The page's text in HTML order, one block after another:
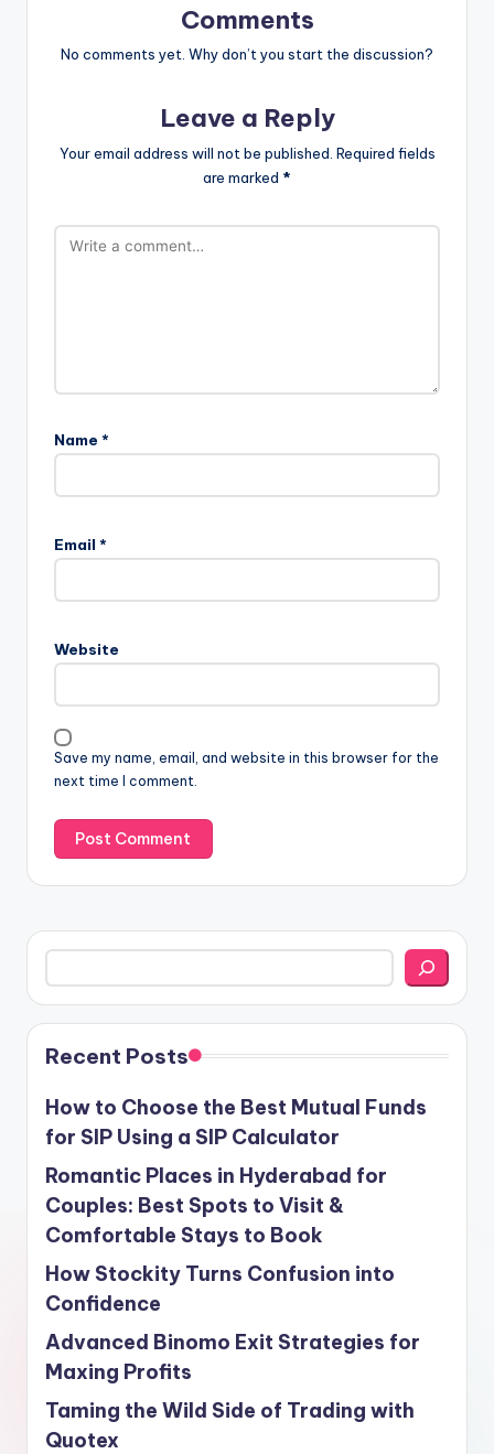
Comments
No comments yet. Why don’t you start the discussion?
Leave a Reply
Your email address will not be published. Required fields
are marked *
Name *
Email *
Website
Save my name, email, and website in this browser for the
next time I comment.
Search
Recent Posts
How to Choose the Best Mutual Funds
for SIP Using a SIP Calculator
Romantic Places in Hyderabad for
Couples: Best Spots to Visit &
Comfortable Stays to Book
How Stockity Turns Confusion into
Confidence
Advanced Binomo Exit Strategies for
Maxing Profits
Taming the Wild Side of Trading with
Quotex